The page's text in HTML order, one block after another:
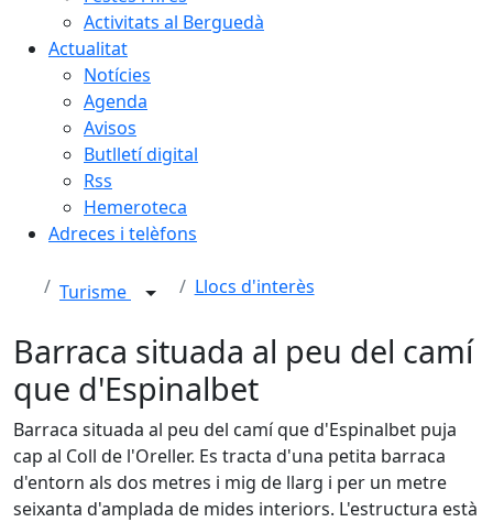
Activitats al Berguedà
Actualitat
Notícies
Agenda
Avisos
Butlletí digital
Rss
Hemeroteca
Adreces i telèfons
Turisme Llocs d'interès
Barraca situada al peu del camí
que d'Espinalbet
Barraca situada al peu del camí que d'Espinalbet puja
cap al Coll de l'Oreller. Es tracta d'una petita barraca
d'entorn als dos metres i mig de llarg i per un metre
seixanta d'amplada de mides interiors. L'estructura està